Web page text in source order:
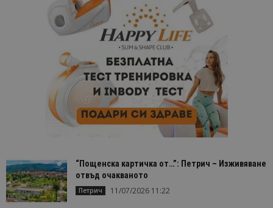
“Пощенска картичка от…”: Петрич – Изживяване
отвъд очакваното
Петрич 11/07/2026 11:22